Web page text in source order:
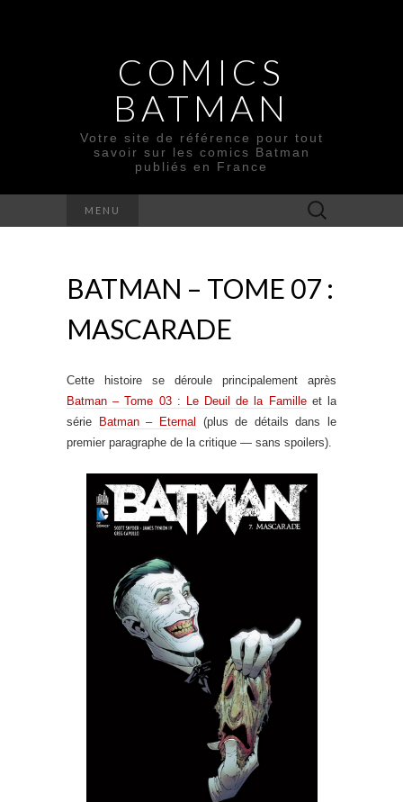
COMICS
BATMAN
Votre site de référence pour tout
savoir sur les comics Batman
publiés en France
MENU Rechercher :
BATMAN – TOME 07 :
MASCARADE
Cette histoire se déroule principalement après
Batman – Tome 03 : Le Deuil de la Familleet la
série
Batman – Eternal
(plus de détails dans le
premier paragraphe de la critique — sans spoilers).